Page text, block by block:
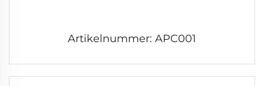
Artikelnummer: APC001